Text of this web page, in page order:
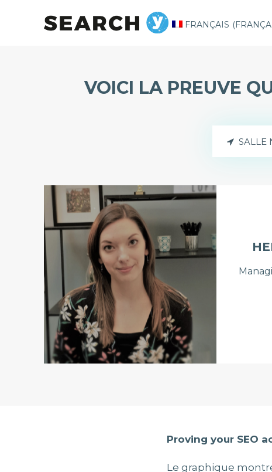
FRANÇAIS (
VOICI LA PREUVE
SALLE
Proving your SEO
Le graphique